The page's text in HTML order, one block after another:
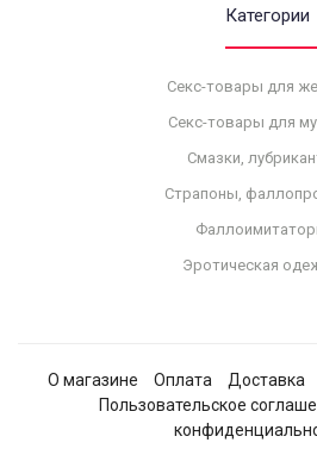
Категории
Секс-товары для
Секс-товары для
Смазки,
Страпоны,
Эротическая
О магазине Оплата Доставка
Пользовательское